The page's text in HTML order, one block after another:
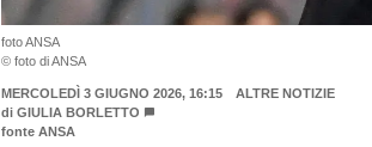
foto ANSA
© foto di ANSA
MERCOLEDÌ 3 GIUGNO 2026, 16:15
ALTRE NOTIZIE
di GIULIA BORLETTO
fonte ANSA